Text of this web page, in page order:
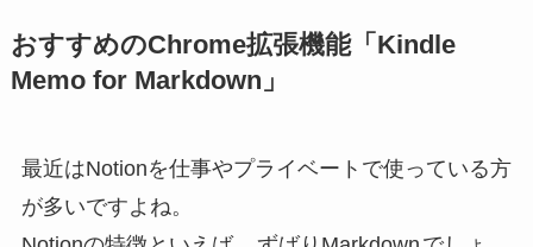
おすすめのChrome拡張機能「Kindle
Memo for Markdown」
最近はNotionを仕事やプライベートで使っている方
が多いですよね。